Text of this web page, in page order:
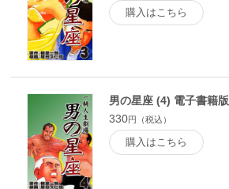
購入はこちら
男の星座 (4) 電子書籍版
330円（税込）
購入はこちら